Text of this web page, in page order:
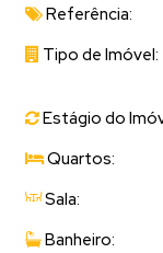
Referência:
Tipo de Imóvel:
Estágio do
Quartos:
Sala:
Banheiro: